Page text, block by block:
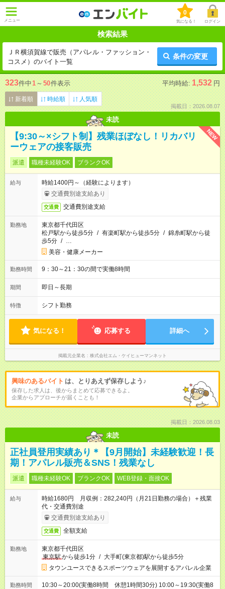
メニュー
0
気になる！ ログイン
検索結果
ＪＲ横須賀線で販売（アパレル・ファッション・
コスメ）のバイト一覧
条件の変更
323件中1 ～ 50件表示 平均時給: 1,532 円
新着順 時給順 人気順
掲載日：2026.08.07
未読
NEW
【9:30～×シフト制】残業ほぼなし！リカバリ
ーウェアの接客販売
派遣 職種未経験OK ブランクOK
給与
時給1400円～（経験によります）
交通費別途支給あり
交通費 交通費別途支給
勤務地
東京都千代田区
松戸駅から徒歩5分 / 有楽町駅から徒歩5分 / 錦糸町駅から徒
歩5分 / …
美容・健康メーカー
勤務時間 9：30～21：30の間で実働8時間
期間 即日～長期
特徴 シフト勤務
気になる！ 応募する 詳細へ
掲載元企業名 株式会社エム・ケイヒューマンネット
興味のあるバイト は、とりあえず保存しよう♪
保存した求人は、後からまとめて応募できるよ。
企業からアプローチが届くことも！
掲載日：2026.08.03
未読
正社員登用実績あり＊【9月開始】未経験歓迎！長
期！アパレル販売＆SNS！残業なし
派遣 職種未経験OK ブランクOK WEB登録・面接OK
給与
時給1680円 月収例：282,240円（月21日勤務の場合）＋残業
代・交通費別途
交通費別途支給あり
交通費 全額支給
勤務地
東京都千代田区
東京駅から徒歩1分 / 大手町(東京都)駅から徒歩5分
タウンユースできるスポーツウェアを展開するアパレル企業
勤務時間
10:30～20:00(実働8時間 休憩1時間30分) 10:00～19:30(実働8